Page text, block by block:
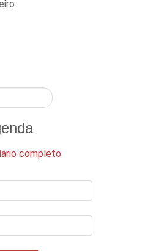
completo